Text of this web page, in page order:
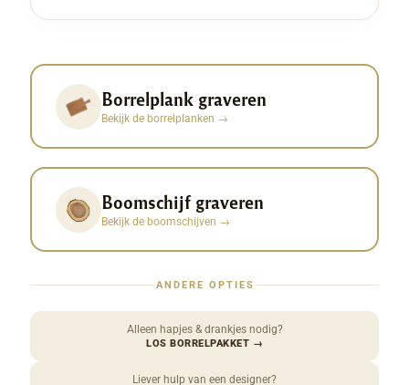
Borrelplank graveren
Bekijk de borrelplanken →
Boomschijf graveren
Bekijk de boomschijven →
ANDERE OPTIES
Alleen hapjes & drankjes nodig?
LOS BORRELPAKKET →
Liever hulp van een designer?